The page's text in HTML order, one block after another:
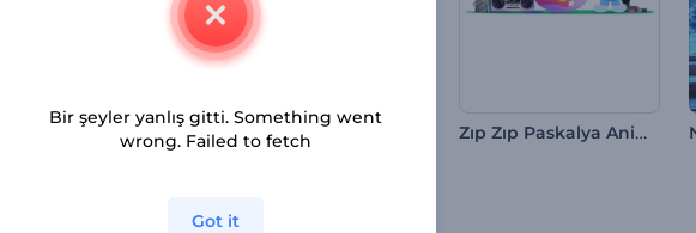
Kar Küresi Logo Gösterimi Zıp Zıp Paskalya Animasyonları
Bir şeyler yanlış gitti. Something went
wrong. Failed to fetch
Got it